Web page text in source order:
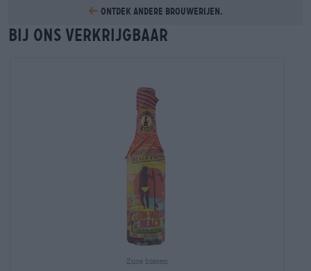
Ontdek andere brouwerijen.
Bij ons verkrijgbaar
Zure bieren